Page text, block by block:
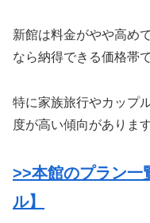
新館は料金がやや高め
なら納得できる価格帯で
特に家族旅行やカップ
度が高い傾向があります
>>本館のプラン一
ル】